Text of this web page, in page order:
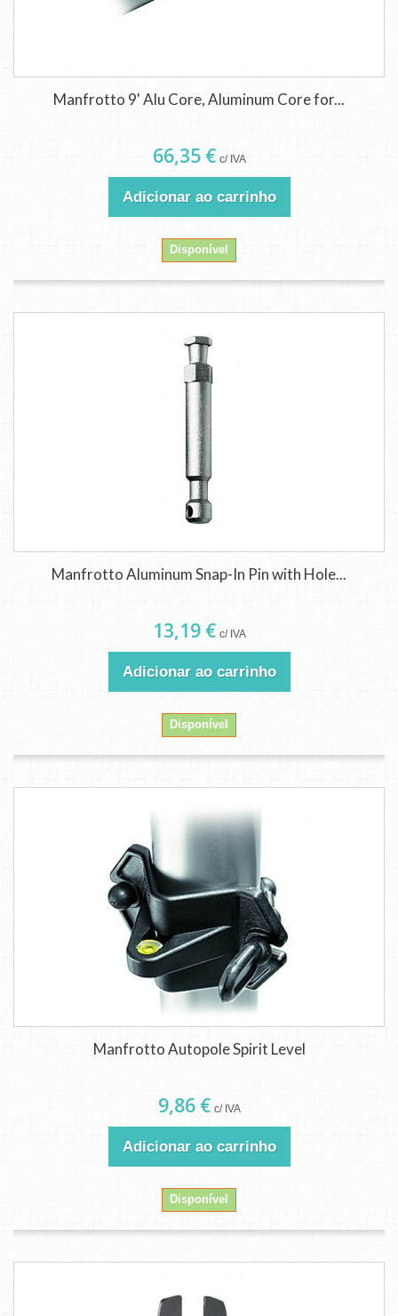
Manfrotto 9' Alu Core, Aluminum Core for...
66,35 € c/ IVA
Adicionar ao carrinho
Disponível
Manfrotto Aluminum Snap-In Pin with Hole...
13,19 € c/ IVA
Adicionar ao carrinho
Disponível
Manfrotto Autopole Spirit Level
9,86 € c/ IVA
Adicionar ao carrinho
Disponível